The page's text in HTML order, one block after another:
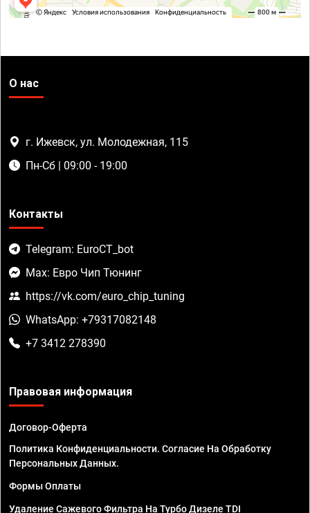
О нас
г. Ижевск, ул. Молодежная, 115
Пн-Сб | 09:00 - 19:00
Контакты
Telegram: EuroCT_bot
Max: Евро Чип Тюнинг
https://vk.com/euro_chip_tuning
WhatsApp: +79317082148
+7 3412 278390
Правовая информация
Договор-Оферта
Политика Конфиденциальности. Согласие На Обработку
Персональных Данных.
Формы Оплаты
Удаление Сажевого Фильтра На Турбо Дизеле TDI